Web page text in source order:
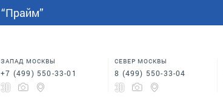
ЗАПАД МОСКВЫ
+7 (499) 550-33-01
СЕВЕР МОСКВЫ
8 (499) 550-33-04
Шкафы купе в спальню
ТЕНДЕРЫ НОВИНКИ
Кровати для спальни
Столы